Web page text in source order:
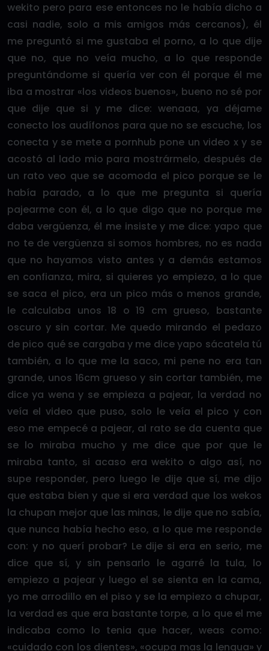
wekito pero para ese entonces no le había dicho a
casi nadie, solo a mis amigos más cercanos), él
me preguntó si me gustaba el porno, a lo que dije
que no, que no veía mucho, a lo que responde
preguntándome si quería ver con él porque él me
iba a mostrar «los videos buenos», bueno no sé por
que dije que si y me dice: wenaaa, ya déjame
conecto los audífonos para que no se escuche, los
conecta y se mete a pornhub pone un video x y se
acostó al lado mio para mostrármelo, después de
un rato veo que se acomoda el pico porque se le
había parado, a lo que me pregunta si quería
pajearme con él, a lo que digo que no porque me
daba vergüenza, él me insiste y me dice: yapo que
no te de vergüenza si somos hombres, no es nada
que no hayamos visto antes y a demás estamos
en confianza, mira, si quieres yo empiezo, a lo que
se saca el pico, era un pico más o menos grande,
le calculaba unos 18 o 19 cm grueso, bastante
oscuro y sin cortar. Me quedo mirando el pedazo
de pico qué se cargaba y me dice yapo sácatela tú
también, a lo que me la saco, mi pene no era tan
grande, unos 16cm grueso y sin cortar también, me
dice ya wena y se empieza a pajear, la verdad no
veía el video que puso, solo le veía el pico y con
eso me empecé a pajear, al rato se da cuenta que
se lo miraba mucho y me dice que por que le
miraba tanto, si acaso era wekito o algo así, no
supe responder, pero luego le dije que sí, me dijo
que estaba bien y que si era verdad que los wekos
la chupan mejor que las minas, le dije que no sabía,
que nunca había hecho eso, a lo que me responde
con: y no querí probar? Le dije si era en serio, me
dice que sí, y sin pensarlo le agarré la tula, lo
empiezo a pajear y luego el se sienta en la cama,
yo me arrodillo en el piso y se la empiezo a chupar,
la verdad es que era bastante torpe, a lo que el me
indicaba como lo tenia que hacer, weas como:
«cuidado con los dientes», «ocupa mas la lengua» y